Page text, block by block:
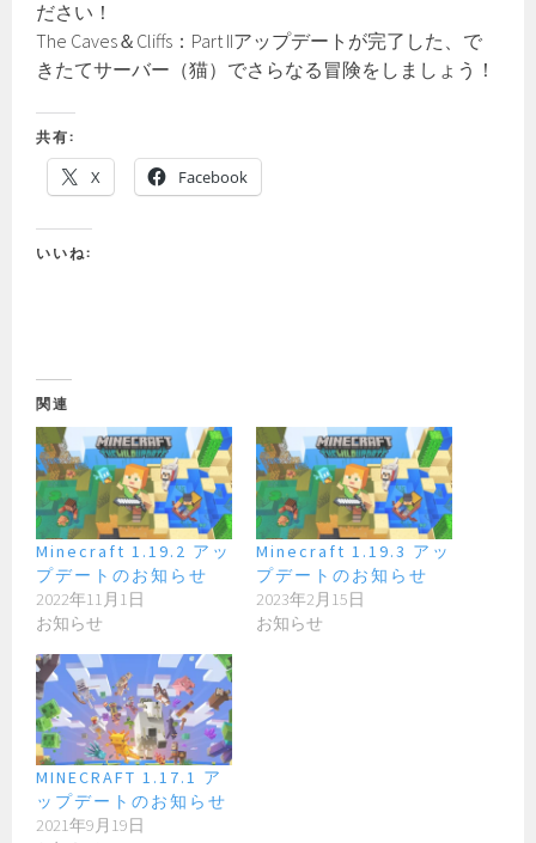
ださい！
The Caves＆Cliffs：Part IIアップデートが完了した、で
きたてサーバー（猫）でさらなる冒険をしましょう！
共有:
X Facebook
いいね:
関連
Minecraft 1.19.2 アッ
プデートのお知らせ
2022年11月1日
お知らせ
Minecraft 1.19.3 アッ
プデートのお知らせ
2023年2月15日
お知らせ
MINECRAFT 1.17.1 ア
ップデートのお知らせ
2021年9月19日